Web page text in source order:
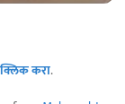
क्लिक करा.